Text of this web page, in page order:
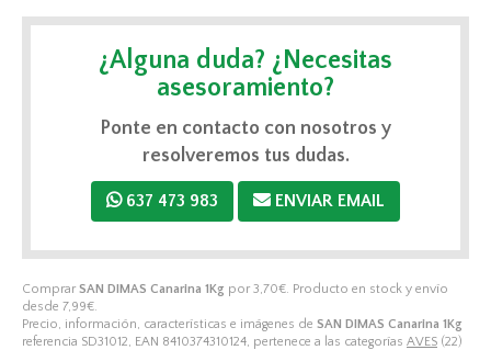
Comprar SAN DIMAS Canarina 1Kg por 3,70€ . Producto en stock y envío
desde 7,99€
Precio, información, características e imágenes de SAN DIMAS Canarina 1Kg
referencia SD31012, EAN 8410374310124, pertenece a las categorías AVES (22)
¿Alguna duda? ¿Necesitas
asesoramiento?
Ponte en contacto con nosotros y
resolveremos tus dudas.
637 473 983 ENVIAR EMAIL